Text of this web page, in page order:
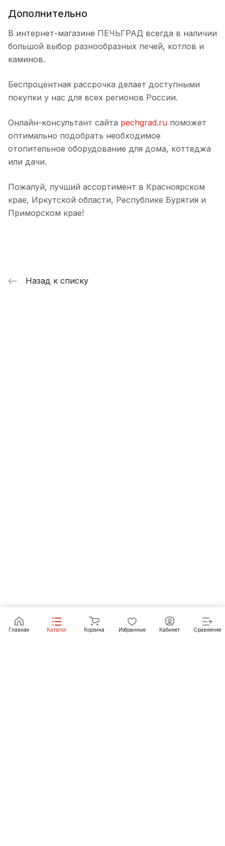
Под заказ
Дополнительно
В интернет-магазине ПЕЧЬГРАД всегда в наличии
большой выбор разнообразных печей, котлов и
каминов.
Беспроцентная рассрочка делает доступными
покупки у нас для всех регионов России.
Онлайн-консультант сайта pechgrad.ru поможет
оптимально подобрать необходимое
отопительное оборудование для дома, коттеджа
или дачи.
Пожалуй, лучший ассортимент в Красноярском
крае, Иркутской области, Республике Бурятия и
Приморском крае!
Назад к списку
Главная Каталог Корзина Избранные Кабинет Сравнение